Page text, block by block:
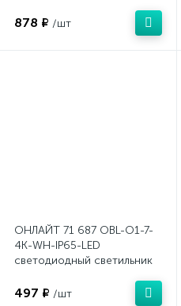
878 ₽ /шт
ОНЛАЙТ 71 687 OBL-O1-7-
4K-WH-IP65-LED
светодиодный светильник
497 ₽ /шт